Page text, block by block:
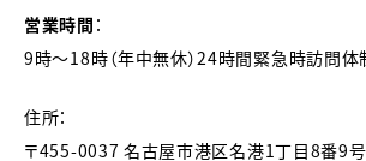
営業時間 ：
9時～18時（年中無休）24時間緊急時訪問体
住所：
〒455-0037 名古屋市港区名港1丁目8番9号